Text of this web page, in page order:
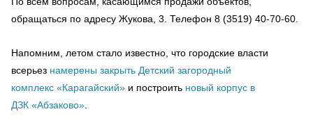
обращаться по адресу Жукова, 3. Телефон 8 (3519) 40-70-60.
Напомним, летом стало известно, что городские власти
всерьез намерены закрыть Детский загородный
комплекс «Карагайский» и построить новый корпус в
ДЗК «Абзаково»